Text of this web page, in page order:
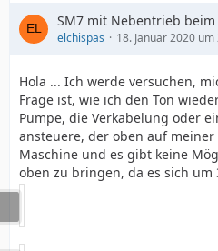
SM7 mit Nebentrieb
elchispas 18. Januar 2020 um
Hola ... Ich werde versuchen,
Frage ist, wie ich den Ton
Pumpe, die Verkabelung oder
ansteuere, der oben auf
Maschine und es gibt keine
oben zu bringen, da es sich um